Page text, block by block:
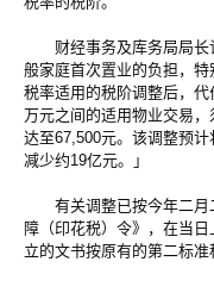
财经事务及库务局局长
般家庭首次置业的负担，
税率适用的税阶调整后，
万元之间的适用物业交易
达至67,500元。该调整预
减少约19亿元。」
有关调整已按今年二月
障（印花税）令》，在当
立的文书按原有的第二标准